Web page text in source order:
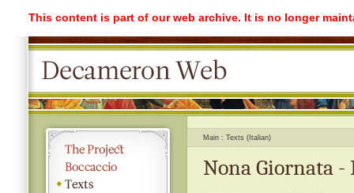
This content is part of our web archive. It is no longer
Main Texts (Italian)
Nona Giornata -